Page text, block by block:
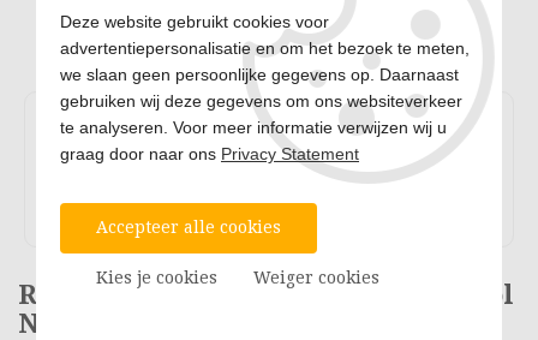
Ravensburger 3D Puzzel PAW Patrol
Nachtlamp, 72st.
Deze website gebruikt cookies voor
advertentiepersonalisatie en om het bezoek te meten,
we slaan geen persoonlijke gegevens op. Daarnaast
gebruiken wij deze gegevens om ons websiteverkeer
te analyseren. Voor meer informatie verwijzen wij u
graag door naar ons Privacy Statement
Accepteer alle cookies
Kies je cookies Weiger cookies